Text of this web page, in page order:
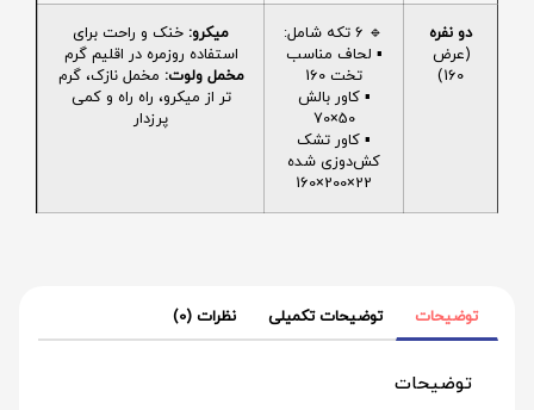
دو نفره
(عرض
160)
🔹 6 تکه شامل:
▪️ لحاف مناسب
تخت 160
▪️ کاور بالش
50×70
▪️ کاور تشک
کش‌دوزی شده
22×200×160
میکرو: خنک و راحت برای
استفاده روزمره در اقلیم گرم
مخمل ولوت: مخمل نازک، گرم
تر از میکرو، راه راه و کمی
پرزدار
توضیحات توضیحات تکمیلی نظرات (0)
توضیحات